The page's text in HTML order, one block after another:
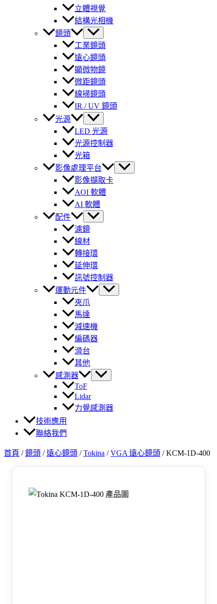
立體視覺
結構光相機
鏡頭
工業鏡頭
遠心鏡頭
顯微物鏡
微距鏡頭
線掃鏡頭
IR / UV 鏡頭
光源
LED 光源
光源控制器
光箱
影像處理平台
影像擷取卡
AOI 軟體
AI 軟體
配件
濾鏡
線材
轉接環
延伸環
訊號控制器
運動元件
夾爪
馬達
減速機
編碼器
滑台
其他
感測器
ToF
Lidar
力覺感測器
技術應用
聯絡我們
首頁 /鏡頭 /遠心鏡頭 /Tokina /VGA 遠心鏡頭 /KCM-1D-400